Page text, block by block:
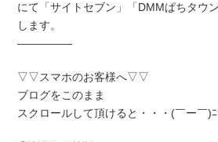
にて「サイトセブン」「DMMぱちタウ
します。
―――――
▽▽スマホのお客様へ▽▽
ブログをこのまま
スクロールして頂けると・・・(￣ー￣)ﾆ